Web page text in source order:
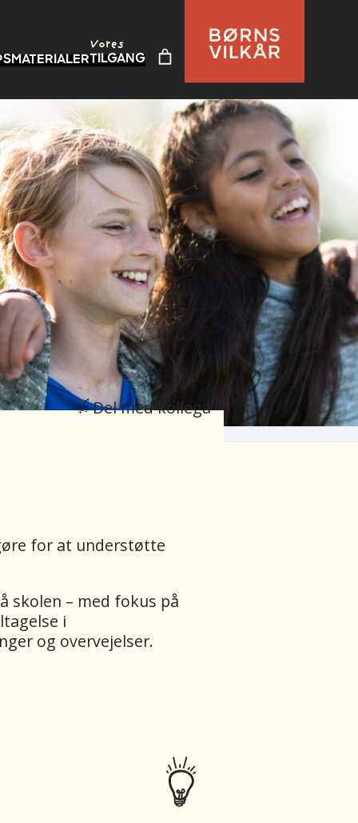
MATERIALER
Vores
TILGANG
Del med kollega
for at understøtte
skolen – med fokus på
i
og overvejelser.